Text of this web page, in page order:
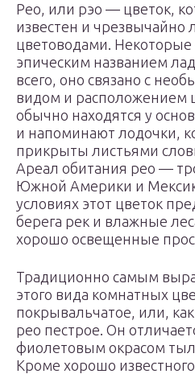
Рео, или рэо — цветок,
известен и
цветоводами. Некоторые
эпическим названием
всего, оно связано с
видом и расположением
обычно находятся у
и напоминают лодочки,
прикрыты листьями
Ареал обитания рео —
Южной Америки и
условиях этот цветок
берега рек и влажные
хорошо освещенные
Традиционно самым
этого вида комнатных
покрывальчатое, или,
рео пестрое. Он
фиолетовым окрасом
Кроме хорошо